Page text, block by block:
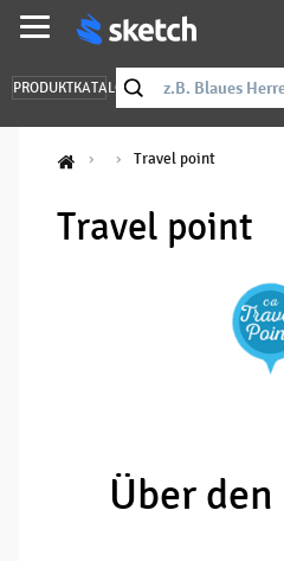
PRODUKTKATALOG
Travel point
Travel point
Über